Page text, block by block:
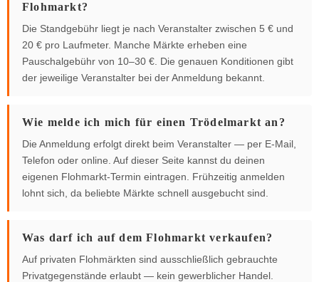
Flohmarkt?
Die Standgebühr liegt je nach Veranstalter zwischen 5 € und
20 € pro Laufmeter. Manche Märkte erheben eine
Pauschalgebühr von 10–30 €. Die genauen Konditionen gibt
der jeweilige Veranstalter bei der Anmeldung bekannt.
Wie melde ich mich für einen Trödelmarkt an?
Die Anmeldung erfolgt direkt beim Veranstalter — per E-Mail,
Telefon oder online. Auf dieser Seite kannst du deinen
eigenen Flohmarkt-Termin eintragen. Frühzeitig anmelden
lohnt sich, da beliebte Märkte schnell ausgebucht sind.
Was darf ich auf dem Flohmarkt verkaufen?
Auf privaten Flohmärkten sind ausschließlich gebrauchte
Privatgegenstände erlaubt — kein gewerblicher Handel.